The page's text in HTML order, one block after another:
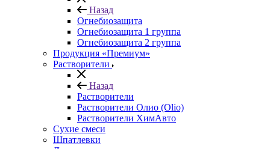
Назад
Огнебиозащита
Огнебиозащита 1 группа
Огнебиозащита 2 группа
Продукция «Премиум»
Растворители
Назад
Растворители
Растворители Олио (Olio)
Растворители ХимАвто
Сухие смеси
Шпатлевки